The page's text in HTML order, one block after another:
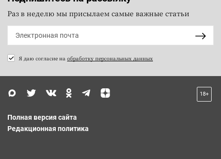
Раз в неделю мы присылаем самые важные статьи
Я даю согласие на обработку персональных данных
18+
Полная версия сайта
Редакционная политика